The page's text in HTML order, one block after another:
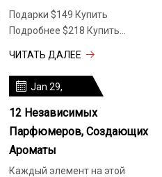
Подарки $149 Купить
Подробнее $218 Купить
Подробнее $35 $19 Купить
ЧИТАТЬ ДАЛЕЕ
Jan 29,
12 Независимых
Парфюмеров, Создающих
Ароматы
Каждый элемент на этой